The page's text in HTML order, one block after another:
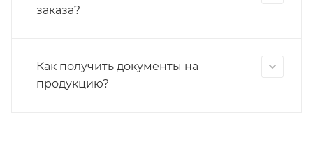
заказа?
Как получить документы на
продукцию?